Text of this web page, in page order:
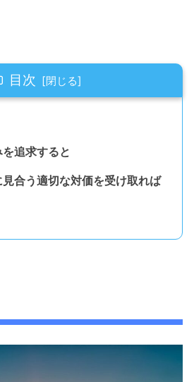
目次
追求すると
合う適切な対価を受け取れば